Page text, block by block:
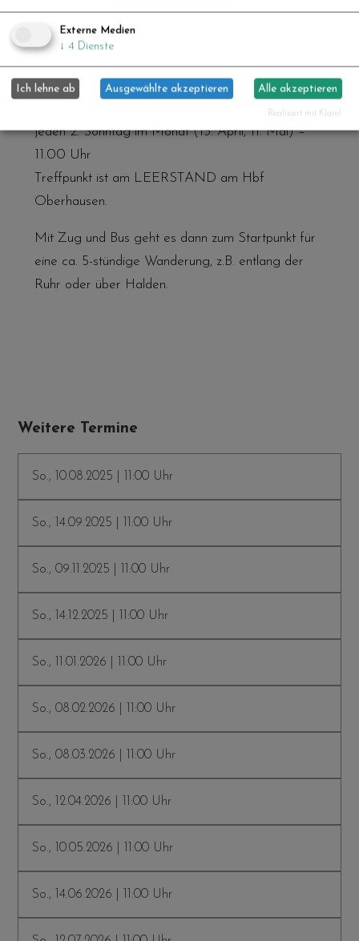
seiner „Trallafitti“-Gruppe als engagierter
Stadtführer in Oberhausen und Umgebung
unterwegs.
jeden 2. Sonntag im Monat (13. April, 11. Mai) –
11.00 Uhr
Treffpunkt ist am LEERSTAND am Hbf
Oberhausen.
Mit Zug und Bus geht es dann zum Startpunkt für
eine ca. 5-stündige Wanderung, z.B. entlang der
Ruhr oder über Halden.
Weitere Termine
So., 10.08.2025 | 11:00 Uhr
So., 14.09.2025 | 11:00 Uhr
So., 09.11.2025 | 11:00 Uhr
So., 14.12.2025 | 11:00 Uhr
So., 11.01.2026 | 11:00 Uhr
So., 08.02.2026 | 11:00 Uhr
So., 08.03.2026 | 11:00 Uhr
So., 12.04.2026 | 11:00 Uhr
So., 10.05.2026 | 11:00 Uhr
So., 14.06.2026 | 11:00 Uhr
Externe Medien
↓ 4 Dienste
Ich lehne ab Ausgewählte akzeptieren Alle akzeptieren
Realisiert mit Klaro!